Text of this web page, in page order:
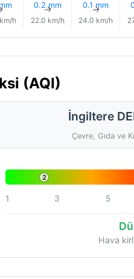
h
0.2 mm
↑
22.0 km/h
0.1 mm
↑
24.0 km/h
(AQI)
İngiltere
Çevre, Gıda ve
2
1 3 5
Hava